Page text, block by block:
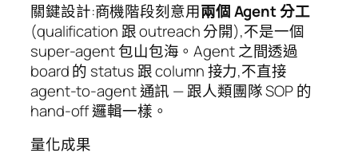
關鍵設計:商機階段刻意用兩個 Agent 分工
(qualification 跟 outreach 分開),不是一個
super-agent 包山包海。Agent 之間透過
board 的 status 跟 column 接力,不直接
agent-to-agent 通訊 — 跟人類團隊 SOP 的
hand-off 邏輯一樣。
量化成果